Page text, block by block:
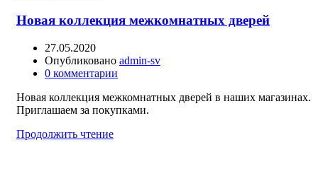
Новая коллекция межкомнатных дверей
27.05.2020
Опубликовано admin-sv
0 комментарии
Новая коллекция межкомнатных дверей в наших магазинах.
Приглашаем за покупками.
Продолжить чтение